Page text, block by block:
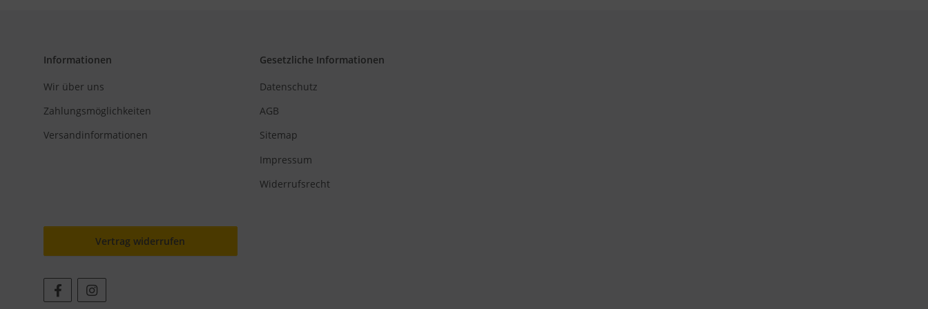
Informationen
Wir über uns
Zahlungsmöglichkeiten
Versandinformationen
Gesetzliche Informationen
Datenschutz
AGB
Sitemap
Impressum
Widerrufsrecht
Vertrag widerrufen